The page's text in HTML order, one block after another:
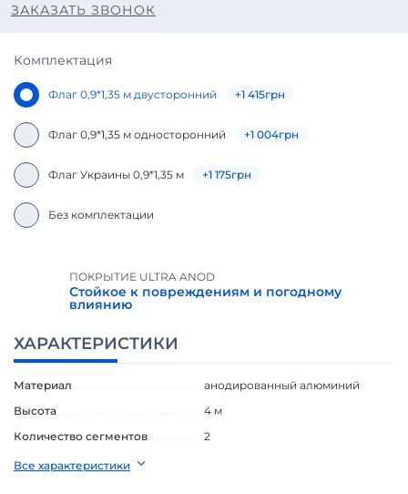
ЗАКАЗАТЬ ЗВОНОК
Комплектация
Флаг 0,9*1,35 м двусторонний +1 415грн
Флаг 0,9*1,35 м односторонний +1 004грн
Флаг Украины 0,9*1,35 м +1 175грн
Без комплектации
ПОКРЫТИЕ ULTRA ANOD
Стойкое к повреждениям и погодному
влиянию
ХАРАКТЕРИСТИКИ
Материал
анодированный алюминий
Высота
4 м
Количество сегментов
2
Все характеристики